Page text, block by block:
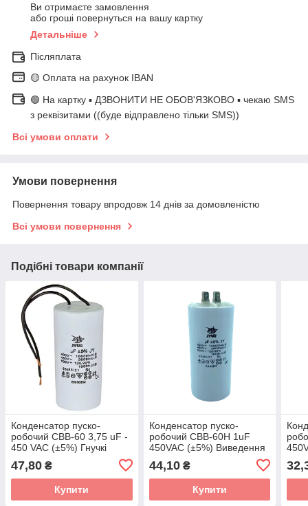
Ви отримаєте замовлення
або гроші повернуться на вашу картку
Детальніше
Післяплата
🟡 Оплата на рахунок IBAN
🟢 На картку ▪️ ДЗВОНИТИ НЕ ОБОВ'ЯЗКОВО ▪️ чекаю SMS
з реквізитами ((буде відправлено тільки SMS))
Всі умови оплати
Умови повернення
Повернення товару впродовж 14 днів за домовленістю
Всі умови повернення
Подібні товари компанії
Конденсатор пуско-
робочий CBB-60 3,75 uF -
450 VAC (±5%) Гнучкі
виводи JYUL (30*50 mm)
47,80 ₴
Купити
Конденсатор пуско-
робочий CBB-60H 1uF
450VAC (±5%) Виведення
44,10₴
Купити